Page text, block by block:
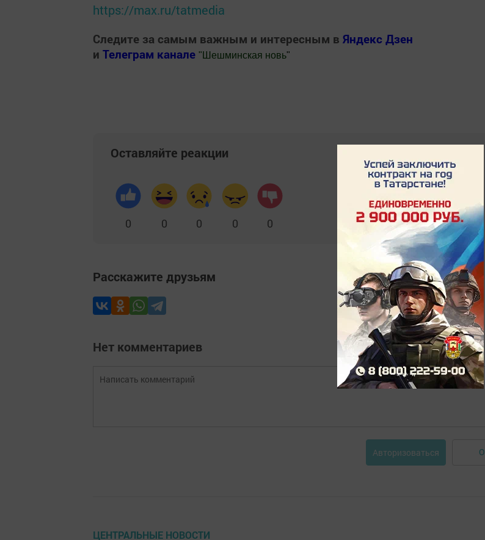
https://max.ru/tatmedia
Следите за самым важным и интересным в Яндекс Дзен
и Телеграм канале " Шешминская новь"
Оставляйте реакции
0 0 0 0 0
Расскажите друзьям
Нет комментариев
Авторизоваться
ЦЕНТРАЛЬНЫЕ НОВОСТИ